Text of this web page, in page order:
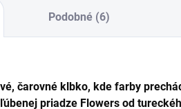
Podobné (6)
čarovné klbko, kde farby
priadze Flowers od